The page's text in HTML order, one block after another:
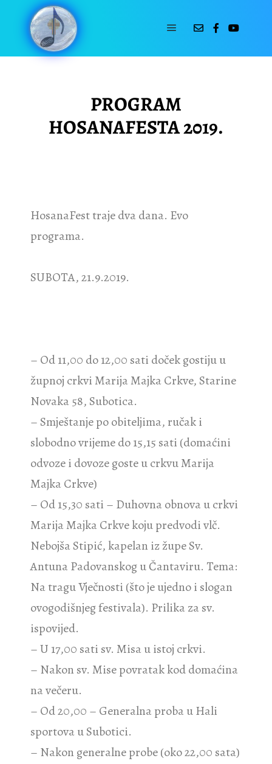
PROGRAM
HOSANAFESTA 2019.
HosanaFest traje dva dana. Evo
programa.
SUBOTA, 21.9.2019.
– Od 11,00 do 12,00 sati doček gostiju u
župnoj crkvi Marija Majka Crkve, Starine
Novaka 58, Subotica.
– Smještanje po obiteljima, ručak i
slobodno vrijeme do 15,15 sati (domaćini
odvoze i dovoze goste u crkvu Marija
Majka Crkve)
– Od 15,30 sati – Duhovna obnova u crkvi
Marija Majka Crkve koju predvodi vlč.
Nebojša Stipić, kapelan iz župe Sv.
Antuna Padovanskog u Čantaviru. Tema:
Na tragu Vječnosti (što je ujedno i slogan
ovogodišnjeg festivala). Prilika za sv.
ispovijed.
– U 17,00 sati sv. Misa u istoj crkvi.
– Nakon sv. Mise povratak kod domaćina
na večeru.
– Od 20,00 – Generalna proba u Hali
sportova u Subotici.
– Nakon generalne probe (oko 22,00 sata)